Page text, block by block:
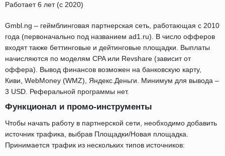
Работает 6 лет (с 2020)
Gmbl.ng – геймблинговая партнерская сеть, работающая с 2010
года (первоначально под названием ad1.ru). В число офферов
входят также беттинговые и дейтинговые площадки. Выплаты
начисляются по моделям CPA или Revshare (зависит от
оффера). Вывод финансов возможен на банковскую карту,
Киви, WebMoney (WMZ), Яндекс.Деньги. Минимум для вывода –
3 USD. Реферальной программы нет.
Функционал и промо-инструменты
Чтобы начать работу в партнерской сети, необходимо добавить
источник трафика, выбрав Площадки/Новая площадка.
Принимается трафик из нескольких типов источников: